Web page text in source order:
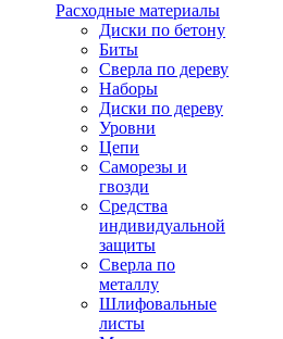
Расходные материалы
Диски по бетону
Биты
Сверла по дереву
Наборы
Диски по дереву
Уровни
Цепи
Саморезы и
гвозди
Средства
индивидуальной
защиты
Сверла по
металлу
Шлифовальные
листы